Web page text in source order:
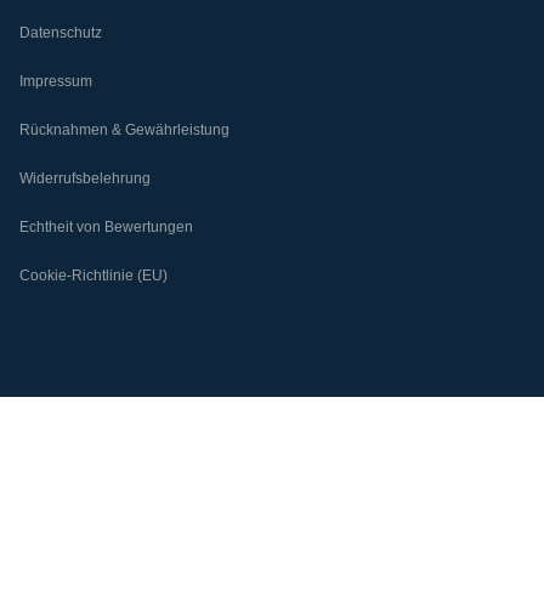
Datenschutz
Impressum
Rücknahmen & Gewährleistung
Widerrufsbelehrung
Echtheit von Bewertungen
Cookie-Richtlinie (EU)